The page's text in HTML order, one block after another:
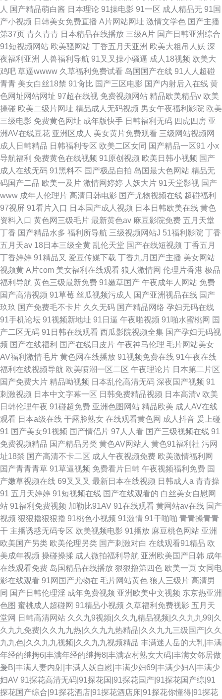
人 国产精品萌白酱 日本理论 91操电影 91一区 成人精品无 91国
产小视频 日韩美女免费直播 A片网站网址 激情文学色 国产主播
第37页 青久青青 日本精品在线播放 三级A片 国产日韩亚洲综合
91短视频网站 欧美骚网站 丁香五月天亚洲 欧美大粗吊人妖 深
夜福利亚洲
人兽福利导航 91叉叉操小骚逼 成人18视频 欧美大
鸡吧 草逼wwww 久草福利免费试看 岛国国产在线 91人人超碰
青青 美女白丝18禁 91肏比 国产三区电影 国产内射后入在线 黄
色网址网站网址 97超在线视 免费视频网站 精品欧美精品v 欧美
操碰 欧美二级片网址 精品成人无码视频 男女午夜福利影院 欧美
三级电影 免费黄色网址 成年版快手 日韩福利无码 四虎四房 亚
洲AV在线豆花 亚洲区成人 美女黄片免费观看 三级网站视频网
成人日韩精品 日韩福利专区 欧美二区女同 国产精品一区91 小x
导航福利 免费黄色在线视频 91原创视频 欧美日韩小视频 国产
成人在线无码 91黑料不 国产极品自拍 岛国最大色网站 精品无
码国产二品 欧美一及片 激情网婷婷 人妖大片 91天堂影视 国产
www 成年人伦理片 高清日韩电影 国产尤物视频在线 超碰福利
97视屏 91看片入口 日本国产成人视频 日本日韩欧美在线 黄色
资料入口 黄色网三级毛片 最新黄色av 麻豆影院免费 五月天堂
丁香 国产精品水多 福利所导航 三级视频网站J 51福利影院 丁香
五月天av 18日本三级全黄 乱伦天堂 国产在线短视频 丁香五月
丁香婷婷 91精品又 爱豆传媒下载 丁香九月国产主播 美女网站
视频黄 A片com 美女福利在线观看 狼人激情网 伦理片香港 极品
福利导航 黄色三级最新免费 91嫩草国产 午夜成年人网站 免费
国产高清视频 91草莓 丝瓜视频污成人 国产亚洲视品在线 国产
玖玖 国产免费毛不卡片 久久无码 国产精品网络 孕妇无码在线
91手机论坛 91视频新地址 91日逼 午夜啪视频 91啪水蜜桃网 国
产二区无码 91日韩在线观看 西瓜影院视频全集 国产孕妇无码视
频 国产在线福利 国产在线日皮片 午夜神马伦理 毛片网站美女
AV福利激情毛片 黄色网在线播放 91视频免费在线 91午夜在线
福利在线视频导航 欧美喷潮一区二区 午夜理论片 日本第二片区
国产免费大片 精品呦视频 日本乱伦高清无码 深夜国产视频 91
刺激视频 日本中文字幕一区 日韩免费精品视频 日本高清v 欧美
日韩伦理午夜 91碰超免费 亚洲色图网站 精品欧美 成人AV在线
观看 日本a级在线 干露脸熟女 在线观看黄色网 成人抖音 爰上碰
91 国产美女91视频 国产情侣片 97人人看 国产三级视频在线 91
免费视频精品 国产精品另类 黄色AV网站人 黄色91福利社 污网
址18禁 国产高清不卡二区 成人午夜视频免费 欧美激情福利网
国产青青青草 91草逼视频 免费看片日韩 午夜视频福利免费 国
产嫩草视频在线 69叉叉叉 最新日本在线视频 日韩成人a 青青操
91 五月天婷婷 91短视频在线 国产在线观看的 白丝美女自慰网
站 91福利免费视频 加勒比91AV 91在线观看 黄网站av在线 国产
视频 狠狠擼狠狠擼 91桃色小视频 91激情 91干啪啪 青青操青青
干 主播诱惑无码专区 欧美视频电影 91播放 麻豆桃色网站 亚洲
欧美国产另类 欧美伦理另类 国产刺激对白 在线观看91精品 欧
美成年视频 操碰操揉 成人微拍福利导航 亚洲欧美国产日韩 成年
在线观看免费 岛国精品在线播放 狠狠撸第四色 欧美一页 女同电
影在线观看 91网国产尤物在 毛片网站黄色 狼人三级片 高清男
同 国产日韩伦理淫 成年免费视频 亚洲欧美中文视频 东京热亚洲
色图 蜜桃成人超碰网 91精品小视频 久草福利免费视影 五月天
堂网 日韩高清网站 久久九9视频|久久九精品视频|久久九九99|久
久九九免费|久久九九热|久久九九热精品|久久九九三级国产|久久
九九色|久久九九视频|久久九九视频精品 丰满迷人岳的大乳|丰满
年经的继拇6|丰满年经的继拇8|丰满农村熟女大码|丰满女邻居做
爰B|丰满人妻内射|丰满人妖自慰|丰满少妇69|丰满少妇A|丰满少
妇AV 91探花高清无码|91探花国|91探花国产|91探花国产综|91
探花国产综合|91探花酒店|91探花酒店床|91探花你懂得|91探花